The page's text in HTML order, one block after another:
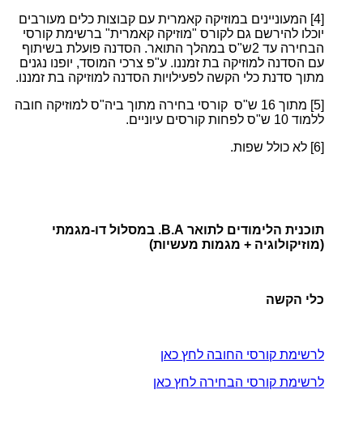
[4]
המעוניינים במוזיקה קאמרית עם קבוצות כלים מעורבים
יוכלו להירשם גם לקורס "מוזיקה קאמרית" ברשימת קורסי
הבחירה עד 2ש"ס במהלך התואר. הסדנה פועלת בשיתוף
עם הסדנה למוזיקה בת זמננו. ע"פ צרכי המוסד, יופנו נגנים
מתוך סדנת כלי הקשה לפעילויות הסדנה למוזיקה בת זמננו.
[5]
מתוך 16 ש"ס קורסי בחירה מתוך ביה"ס למוזיקה חובה
ללמוד 10 ש"ס לפחות קורסים עיוניים.
[6]
לא כולל שפות.
תוכנית הלימודים לתואר B.A. במסלול דו-מגמתי
(מוזיקולוגיה + מגמות מעשיות)
כלי הקשה
לרשימת קורסי החובה לחץ כאן
לרשימת קורסי הבחירה לחץ כאן